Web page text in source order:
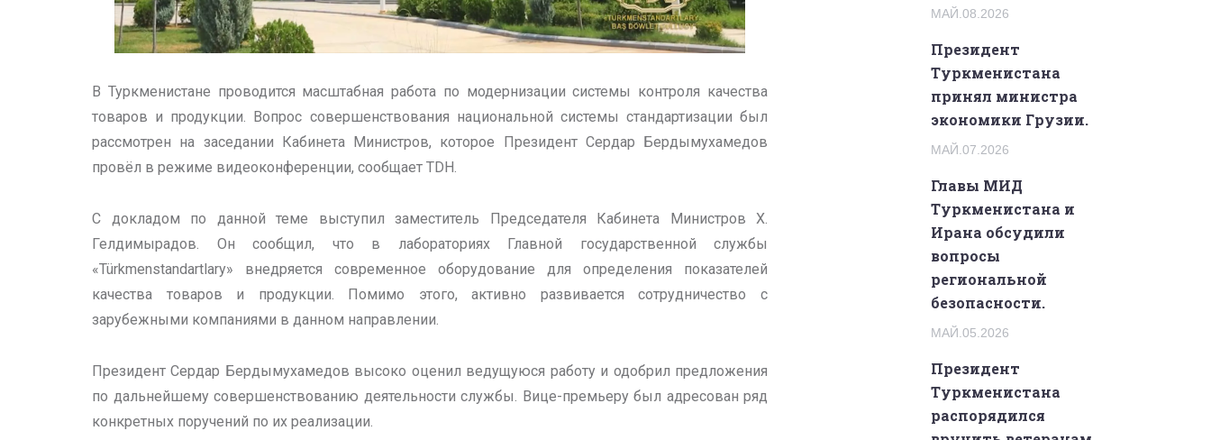
В Туркменистане проводится масштабная работа по модернизации системы контроля качества
товаров и продукции. Вопрос совершенствования национальной системы стандартизации был
рассмотрен на заседании Кабинета Министров, которое Президент Сердар Бердымухамедов
провёл в режиме видеоконференции, сообщает TDH.
С докладом по данной теме выступил заместитель Председателя Кабинета Министров Х.
Гелдимырадов. Он сообщил, что в лабораториях Главной государственной службы
«Türkmenstandartlary» внедряется современное оборудование для определения показателей
качества товаров и продукции. Помимо этого, активно развивается сотрудничество с
зарубежными компаниями в данном направлении.
Президент Сердар Бердымухамедов высоко оценил ведущуюся работу и одобрил предложения
по дальнейшему совершенствованию деятельности службы. Вице-премьеру был адресован ряд
конкретных поручений по их реализации.
МАЙ.08.2026
Президент
Туркменистана
принял министра
экономики Грузии.
МАЙ.07.2026
Главы МИД
Туркменистана и
Ирана обсудили
вопросы
региональной
безопасности.
МАЙ.05.2026
Президент
Туркменистана
распорядился